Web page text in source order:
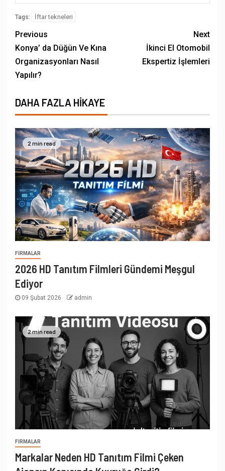
Tags: İftar tekneleri
Previous
Konya’ da Düğün Ve Kına
Organizasyonları Nasıl
Yapılır?
Next
İkinci El Otomobil
Ekspertiz İşlemleri
DAHA FAZLA HIKAYE
2 min read
FIRMALAR
2026 HD Tanıtım Filmleri Gündemi Meşgul
Ediyor
09 Şubat 2026 admin
2 min read
FIRMALAR
Markalar Neden HD Tanıtım Filmi Çeken